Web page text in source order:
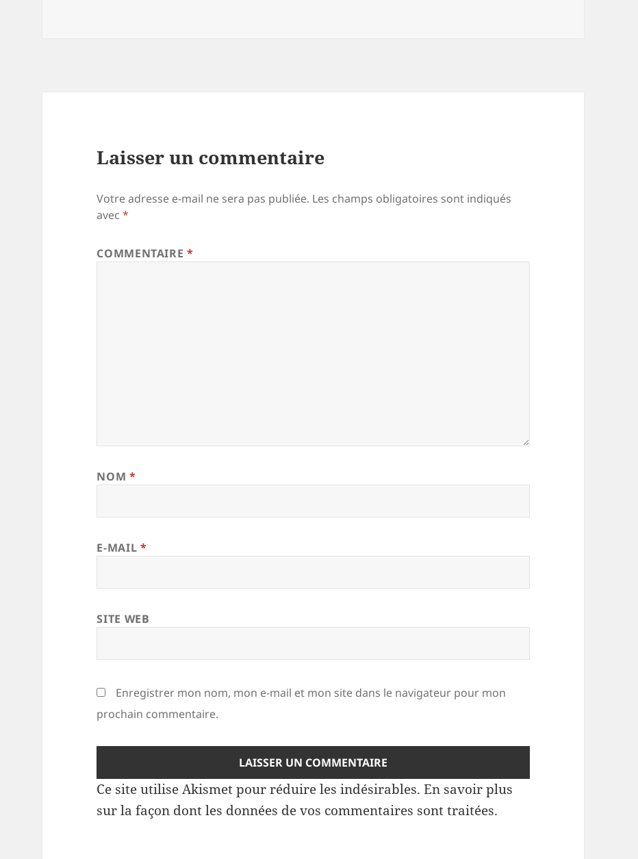
Laisser un commentaire
Votre adresse e-mail ne sera pas publiée. Les champs obligatoires sont indiqués
avec*
COMMENTAIRE*
NOM *
E-MAIL *
SITE WEB
Enregistrer mon nom, mon e-mail et mon site dans le navigateur pour mon
prochain commentaire.
Ce site utilise Akismet pour réduire les indésirables.En savoir plus
sur la façon dont les données de vos commentaires sont traitées.